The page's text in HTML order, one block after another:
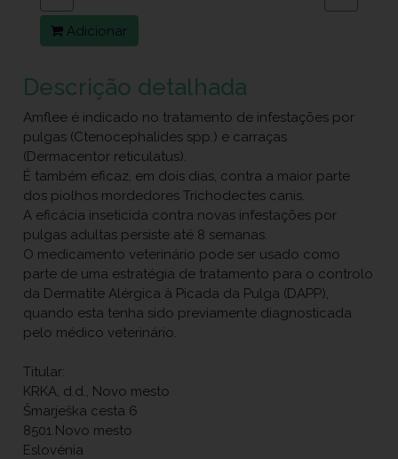
Adicionar
Descrição detalhada
Amflee é indicado no tratamento de infestações por
pulgas (Ctenocephalides spp.) e carraças
(Dermacentor reticulatus).
É também eficaz, em dois dias, contra a maior parte
dos piolhos mordedores Trichodectes canis.
A eficácia inseticida contra novas infestações por
pulgas adultas persiste até 8 semanas.
O medicamento veterinário pode ser usado como
parte de uma estratégia de tratamento para o controlo
da Dermatite Alérgica à Picada da Pulga (DAPP),
quando esta tenha sido previamente diagnosticada
pelo médico veterinário.
Titular:
KRKA, d.d., Novo mesto
Šmarješka cesta 6
8501 Novo mesto
Eslovénia